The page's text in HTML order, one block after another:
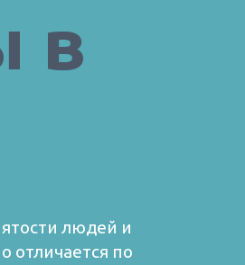
в
людей и
отличается по